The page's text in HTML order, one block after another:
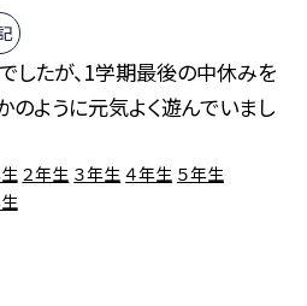
したが、1学期最後の中休みを
のように元気よく遊んでいまし
２年生 ３年生 ４年生 ５年生